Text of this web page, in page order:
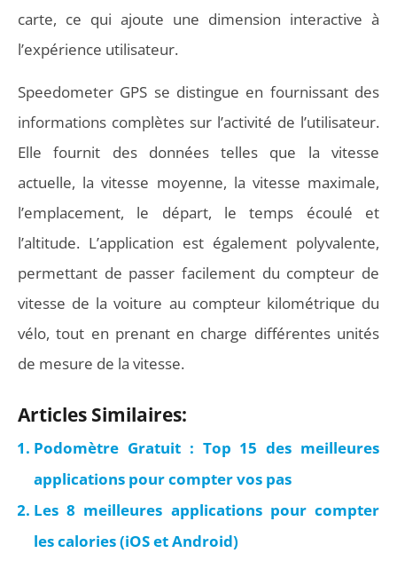
carte, ce qui ajoute une dimension interactive à
l’expérience utilisateur.
Speedometer GPS se distingue en fournissant des
informations complètes sur l’activité de l’utilisateur.
Elle fournit des données telles que la vitesse
actuelle, la vitesse moyenne, la vitesse maximale,
l’emplacement, le départ, le temps écoulé et
l’altitude. L’application est également polyvalente,
permettant de passer facilement du compteur de
vitesse de la voiture au compteur kilométrique du
vélo, tout en prenant en charge différentes unités
de mesure de la vitesse.
Articles Similaires:
Podomètre Gratuit : Top 15 des meilleures
applications pour compter vos pas
Les 8 meilleures applications pour compter
les calories (iOS et Android)